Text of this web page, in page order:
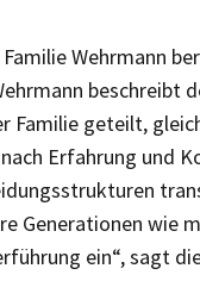
Wehrmann
beschreibt
Familie geteilt,
Erfahrung und
Generationen wie
ein“, sagt